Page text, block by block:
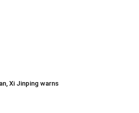
Xi Jinping warns